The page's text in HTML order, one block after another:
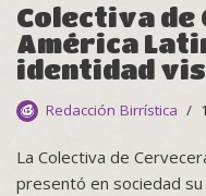
Colectiva de
América
identidad
Redacción Birrística
La Colectiva de
presentó en sociedad